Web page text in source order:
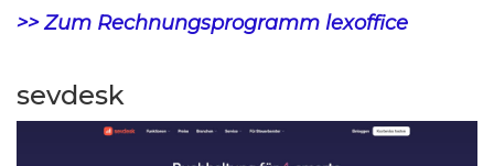
>> Zum Rechnungsprogramm lexoffice
sevdesk